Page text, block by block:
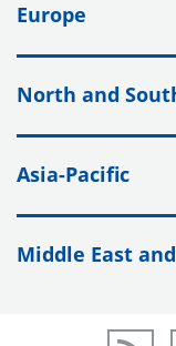
Europe
North and
Asia-Pacific
Middle East